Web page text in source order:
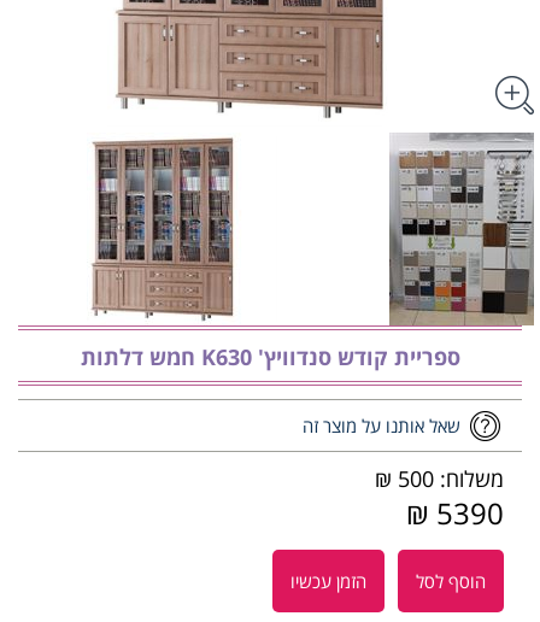
ספריית קודש סנדוויץ' K630 חמש דלתות
שאל אותנו על מוצר זה
משלוח: 500 ₪
5390 ₪
הוסף לסל הזמן עכשיו